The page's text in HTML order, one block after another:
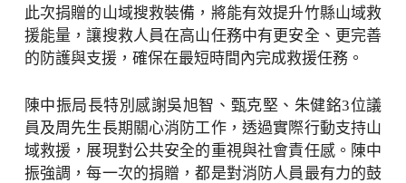
此次捐贈的山域搜救裝備，將能有效提升竹縣山域救
援能量，讓搜救人員在高山任務中有更安全、更完善
的防護與支援，確保在最短時間內完成救援任務。
陳中振局長特別感謝吳旭智、甄克堅、朱健銘3位議
員及周先生長期關心消防工作，透過實際行動支持山
域救援，展現對公共安全的重視與社會責任感。陳中
振強調，每一次的捐贈，都是對消防人員最有力的鼓